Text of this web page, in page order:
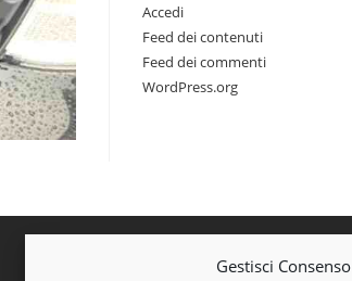
Gestisci Consenso
Accedi
Feed dei contenuti
Feed dei commenti
WordPress.org